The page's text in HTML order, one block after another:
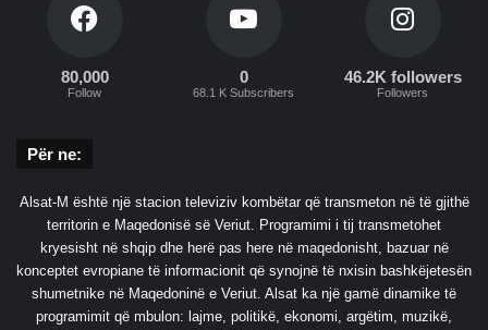
80,000
Follow
0
68.1 K Subscribers
46.2K followers
Followers
Për ne:
Alsat-M është një stacion televiziv kombëtar që transmeton në të gjithë
territorin e Maqedonisë së Veriut. Programimi i tij transmetohet
kryesisht në shqip dhe herë pas here në maqedonisht, bazuar në
konceptet evropiane të informacionit që synojnë të nxisin bashkëjetesën
shumetnike në Maqedoninë e Veriut. Alsat ka një gamë dinamike të
programimit që mbulon: lajme, politikë, ekonomi, argëtim, muzikë,